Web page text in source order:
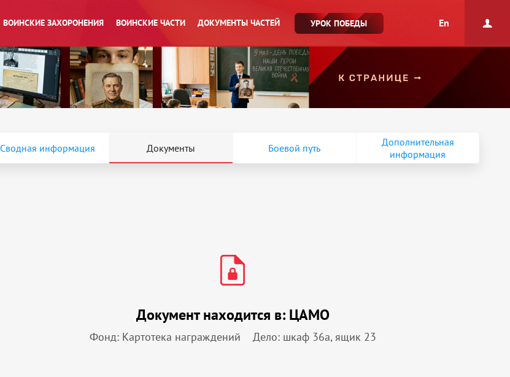
ВОИНСКИЕ ЗАХОРОНЕНИЯ ВОИНСКИЕ ЧАСТИ ДОКУМЕНТЫ ЧАСТЕЙ УРОК ПОБЕДЫ En
Сводная информация Документы Боевой путь
Дополнительная
информация
Документ находится в: ЦАМО
Фонд: Картотека награждений Дело: шкаф 36а, ящик 23